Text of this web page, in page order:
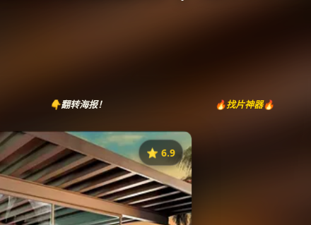
👇翻转海报！ 🔥找片神器🔥
⭐️ 6.9
《法律与秩序：洛杉矶》
⭐
收藏
⭐️ 评分：6.9 | 🎬 2010年
✅ 已完结